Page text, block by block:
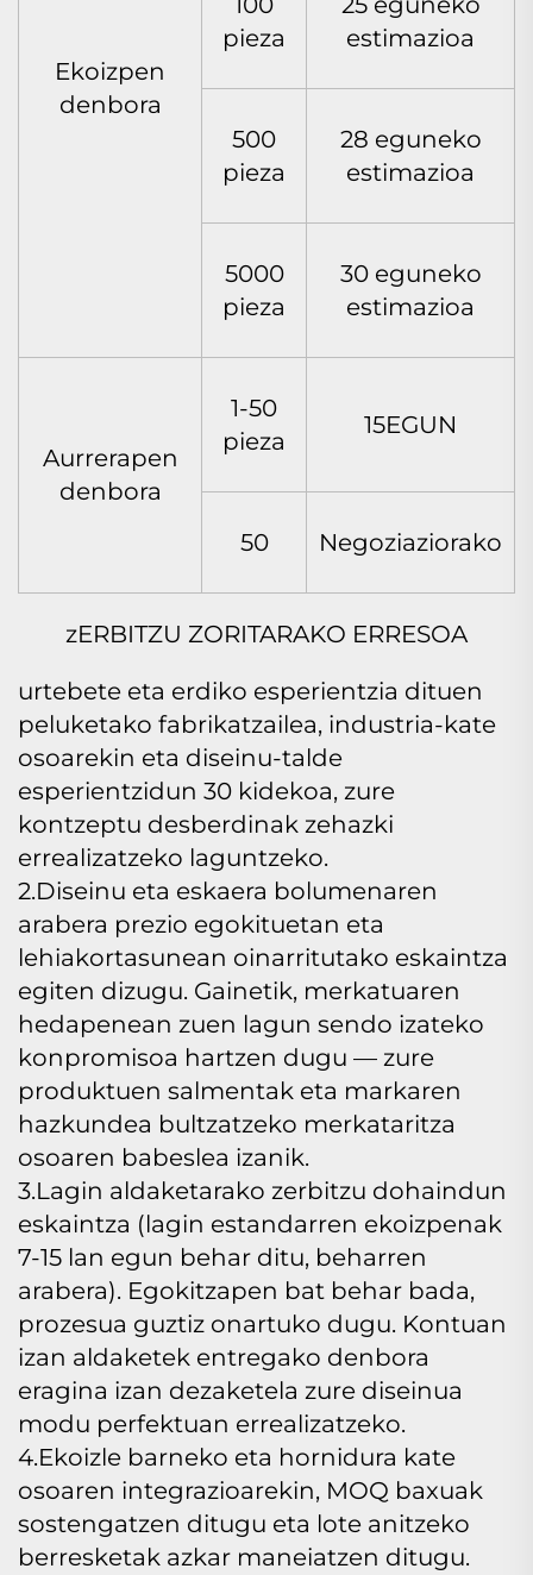
Ekoizpen
denbora
pieza
estimazioa
500
pieza
28 eguneko
estimazioa
5000
pieza
30 eguneko
estimazioa
Aurrerapen
denbora
1-50
pieza
15EGUN
50 Negoziaziorako
zERBITZU ZORITARAKO ERRESOA
urtebete eta erdiko esperientzia dituen
peluketako fabrikatzailea, industria-kate
osoarekin eta diseinu-talde
esperientzidun 30 kidekoa, zure
kontzeptu desberdinak zehazki
errealizatzeko laguntzeko.
2.Diseinu eta eskaera bolumenaren
arabera prezio egokituetan eta
lehiakortasunean oinarritutako eskaintza
egiten dizugu. Gainetik, merkatuaren
hedapenean zuen lagun sendo izateko
konpromisoa hartzen dugu — zure
produktuen salmentak eta markaren
hazkundea bultzatzeko merkataritza
osoaren babeslea izanik.
3.Lagin aldaketarako zerbitzu dohaindun
eskaintza (lagin estandarren ekoizpenak
7-15 lan egun behar ditu, beharren
arabera). Egokitzapen bat behar bada,
prozesua guztiz onartuko dugu. Kontuan
izan aldaketek entregako denbora
eragina izan dezaketela zure diseinua
modu perfektuan errealizatzeko.
4.Ekoizle barneko eta hornidura kate
osoaren integrazioarekin, MOQ baxuak
sostengatzen ditugu eta lote anitzeko
berresketak azkar maneiatzen ditugu.